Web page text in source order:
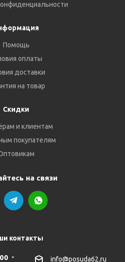
Помощь
оплаты
доставки
на товар
Скидки
и клиентам
покупателям
на связи
контакты
info@posuda62.ru